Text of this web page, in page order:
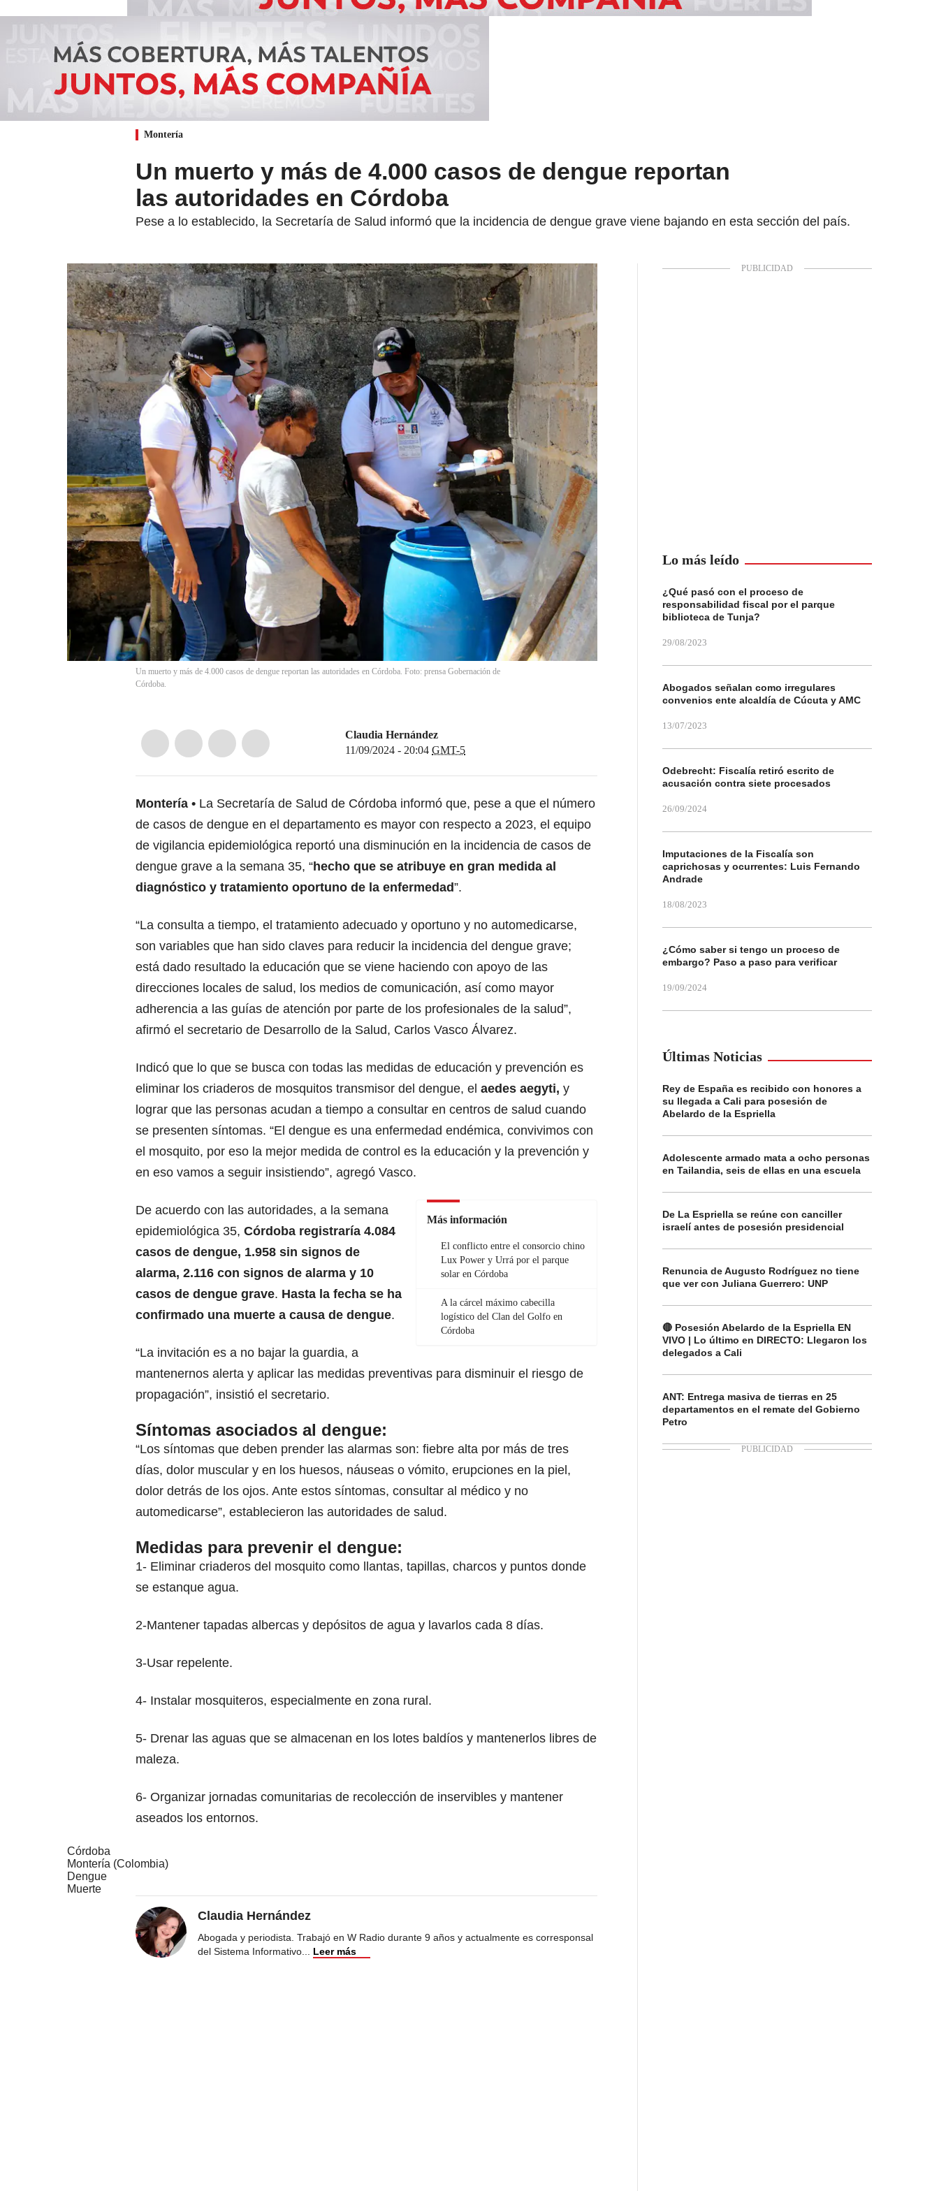
Montería
Un muerto y más de 4.000 casos de dengue reportan
las autoridades en Córdoba
Pese a lo establecido, la Secretaría de Salud informó que la incidencia de dengue grave viene bajando en esta sección del país.
Un muerto y más de 4.000 casos de dengue reportan las autoridades en Córdoba. Foto: prensa Gobernación de
Córdoba.
Claudia Hernández
11/09/2024 - 20:04 GMT-5
Montería
La Secretaría de Salud de Córdoba informó que, pese a que el número
de casos de dengue en el departamento es mayor con respecto a 2023, el equipo
de vigilancia epidemiológica reportó una disminución en la incidencia de casos de
dengue grave a la semana 35, “hecho que se atribuye en gran medida al
diagnóstico y tratamiento oportuno de la enfermedad”.
“La consulta a tiempo, el tratamiento adecuado y oportuno y no automedicarse,
son variables que han sido claves para reducir la incidencia del dengue grave;
está dado resultado la educación que se viene haciendo con apoyo de las
direcciones locales de salud, los medios de comunicación, así como mayor
adherencia a las guías de atención por parte de los profesionales de la salud”,
afirmó el secretario de Desarrollo de la Salud, Carlos Vasco Álvarez.
Indicó que lo que se busca con todas las medidas de educación y prevención es
eliminar los criaderos de mosquitos transmisor del dengue, el aedes aegyti, y
lograr que las personas acudan a tiempo a consultar en centros de salud cuando
se presenten síntomas. “El dengue es una enfermedad endémica, convivimos con
el mosquito, por eso la mejor medida de control es la educación y la prevención y
en eso vamos a seguir insistiendo”, agregó Vasco.
Más información
El conflicto entre el consorcio chino
Lux Power y Urrá por el parque
solar en Córdoba
A la cárcel máximo cabecilla
logístico del Clan del Golfo en
Córdoba
De acuerdo con las autoridades, a la semana
epidemiológica 35, Córdoba registraría 4.084
casos de dengue, 1.958 sin signos de
alarma, 2.116 con signos de alarma y 10
casos de dengue grave. Hasta la fecha se ha
confirmado una muerte a causa de dengue.
“La invitación es a no bajar la guardia, a
mantenernos alerta y aplicar las medidas preventivas para disminuir el riesgo de
propagación”, insistió el secretario.
Síntomas asociados al dengue:
“Los síntomas que deben prender las alarmas son: fiebre alta por más de tres
días, dolor muscular y en los huesos, náuseas o vómito, erupciones en la piel,
dolor detrás de los ojos. Ante estos síntomas, consultar al médico y no
automedicarse”, establecieron las autoridades de salud.
Medidas para prevenir el dengue:
1- Eliminar criaderos del mosquito como llantas, tapillas, charcos y puntos donde
se estanque agua.
2-Mantener tapadas albercas y depósitos de agua y lavarlos cada 8 días.
3-Usar repelente.
4- Instalar mosquiteros, especialmente en zona rural.
5- Drenar las aguas que se almacenan en los lotes baldíos y mantenerlos libres de
maleza.
6- Organizar jornadas comunitarias de recolección de inservibles y mantener
aseados los entornos.
Córdoba
Montería (Colombia)
Dengue
Muerte
Claudia Hernández
Abogada y periodista. Trabajó en W Radio durante 9 años y actualmente es corresponsal
del Sistema Informativo... Leer más
Lo más leído
¿Qué pasó con el proceso de
responsabilidad fiscal por el parque
biblioteca de Tunja?
29/08/2023
Abogados señalan como irregulares
convenios ente alcaldía de Cúcuta y AMC
13/07/2023
Odebrecht: Fiscalía retiró escrito de
acusación contra siete procesados
26/09/2024
Imputaciones de la Fiscalía son
caprichosas y ocurrentes: Luis Fernando
Andrade
18/08/2023
¿Cómo saber si tengo un proceso de
embargo? Paso a paso para verificar
19/09/2024
Últimas Noticias
Rey de España es recibido con honores a
su llegada a Cali para posesión de
Abelardo de la Espriella
Adolescente armado mata a ocho personas
en Tailandia, seis de ellas en una escuela
De La Espriella se reúne con canciller
israelí antes de posesión presidencial
Renuncia de Augusto Rodríguez no tiene
que ver con Juliana Guerrero: UNP
🔴 Posesión Abelardo de la Espriella EN
VIVO | Lo último en DIRECTO: Llegaron los
delegados a Cali
ANT: Entrega masiva de tierras en 25
departamentos en el remate del Gobierno
Petro